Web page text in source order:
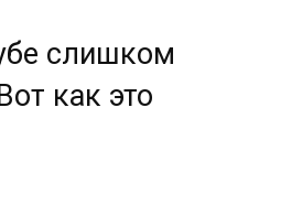
слишком
как это